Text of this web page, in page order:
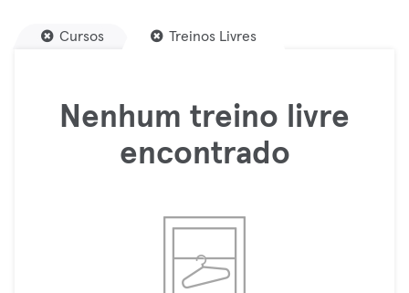
Cursos Treinos Livres
Nenhum treino livre
encontrado